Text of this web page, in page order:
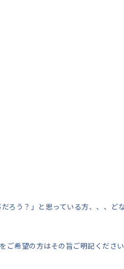
ろう？」と思っている方、、、ど
ご希望の方はその旨ご明記くださ